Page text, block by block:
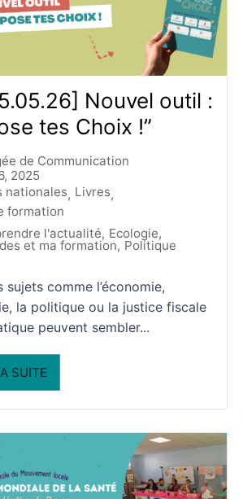
Nouvel outil :
tes Choix !”
de Communication
2025
nationales, Livres,
formation
l'actualité, Ecologie,
et ma formation, Politique
sujets comme l’économie,
la politique ou la justice fiscale
peuvent sembler...
SUITE